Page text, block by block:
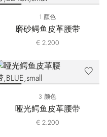
1 颜色
磨砂鳄鱼皮革腰带
€ 2.200
3 颜色
哑光鳄鱼皮革腰带
€ 2.200